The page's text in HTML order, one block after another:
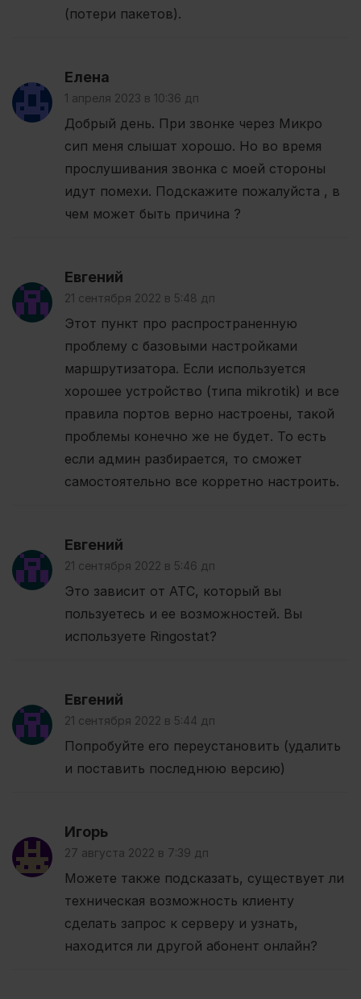
(потери пакетов).
Елена
1 апреля 2023 в 10:36 дп
Добрый день. При звонке через Микро
сип меня слышат хорошо. Но во время
прослушивания звонка с моей стороны
идут помехи. Подскажите пожалуйста , в
чем может быть причина ?
Евгений
21 сентября 2022 в 5:48 дп
Этот пункт про распространенную
проблему с базовыми настройками
маршрутизатора. Если используется
хорошее устройство (типа mikrotik) и все
правила портов верно настроены, такой
проблемы конечно же не будет. То есть
если админ разбирается, то сможет
самостоятельно все корретно настроить.
Евгений
21 сентября 2022 в 5:46 дп
Это зависит от АТС, который вы
пользуетесь и ее возможностей. Вы
используете Ringostat?
Евгений
21 сентября 2022 в 5:44 дп
Попробуйте его переустановить (удалить
и поставить последнюю версию)
Игорь
27 августа 2022 в 7:39 дп
Можете также подсказать, существует ли
техническая возможность клиенту
сделать запрос к серверу и узнать,
находится ли другой абонент онлайн?